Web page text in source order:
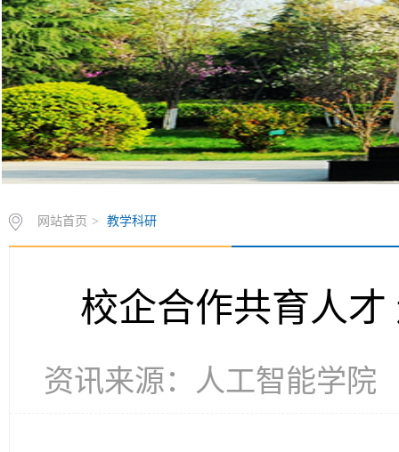
网站首页 > 教学科研
校企合作共育人
资讯来源：人工智能学